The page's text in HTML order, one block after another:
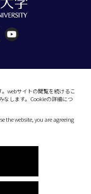
webサイトの閲覧を続けるこ
なします。Cookieの詳細につ
the website, you are agreeing
790-